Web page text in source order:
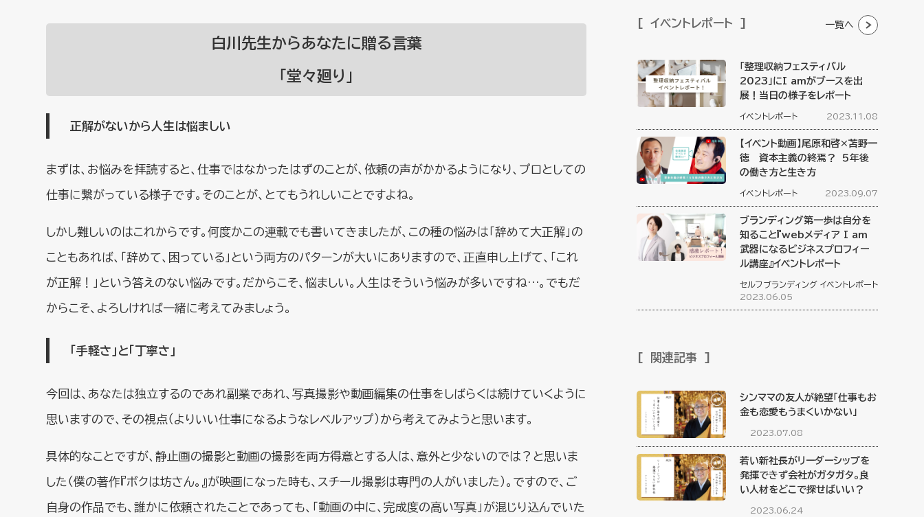
白川先生からあなたに贈る言葉
「堂々廻り」
正解がないから人生は悩ましい
まずは、お悩みを拝読すると、仕事ではなかったはずのことが、依頼の声がかかるようになり、プロとしての
仕事に繋がっている様子です。そのことが、とてもうれしいことですよね。
しかし難しいのはこれからです。何度かこの連載でも書いてきましたが、この種の悩みは「辞めて大正解」の
こともあれば、「辞めて、困っている」という両方のパターンが大いにありますので、正直申し上げて、「これ
が正解！」という答えのない悩みです。だからこそ、悩ましい。人生はそういう悩みが多いですね…。でもだ
からこそ、よろしければ一緒に考えてみましょう。
「手軽さ」と「丁寧さ」
今回は、あなたは独立するのであれ副業であれ、写真撮影や動画編集の仕事をしばらくは続けていくように
思いますので、その視点（よりいい仕事になるようなレベルアップ）から考えてみようと思います。
具体的なことですが、静止画の撮影と動画の撮影を両方得意とする人は、意外と少ないのでは？と思いま
した（僕の著作『ボクは坊さん。』が映画になった時も、スチール撮影は専門の人がいました）。ですので、ご
自身の作品でも、誰かに依頼されたことであっても、「動画の中に、完成度の高い写真」が混じり込んでいた
イベントレポート 一覧へ
「整理収納フェスティバル
2023」にI amがブースを出
展！当日の様子をレポート
イベントレポート 2023.11.08
【イベント動画】尾原和啓×苫野一
徳 資本主義の終焉？ ５年後
の働き方と生き方
イベントレポート 2023.09.07
ブランディング第一歩は自分を
知ること『webメディア I am
武器になるビジネスプロフィー
ル講座』イベントレポート
セルフブランディング イベントレポート
2023.06.05
関連記事
シンママの友人が絶望「仕事もお
金も恋愛もうまくいかない」
2023.07.08
若い新社長がリーダーシップを
発揮できず会社がガタガタ。良
い人材をどこで探せばいい？
2023.06.24